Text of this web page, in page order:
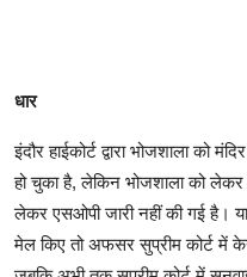
धार
इंदौर हाईकोर्ट द्वारा भोजशाला को
हो चुका है, लेकिन भोजशाला को लेकर
लेकर एसओपी जारी नहीं की गई है।
मेल किए तो अफसर सुप्रीम कोर्ट में